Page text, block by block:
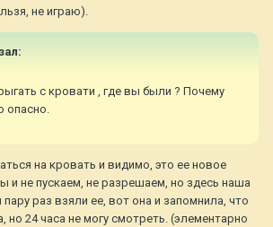
не играю).
с кровати , где вы были ? Почему
опасно.
на кровать и видимо, это ее новое
и не пускаем, не разрешаем, но здесь наша
раз взяли ее, вот она и запомнила, что
но 24 часа не могу смотреть. (элементарно